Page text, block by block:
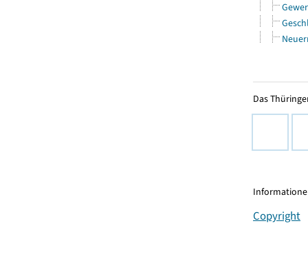
Das
Copyright